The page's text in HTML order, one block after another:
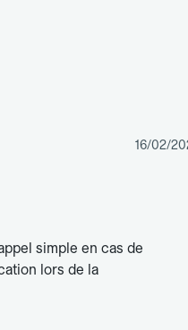
16/02/
simple en cas de
lors de la